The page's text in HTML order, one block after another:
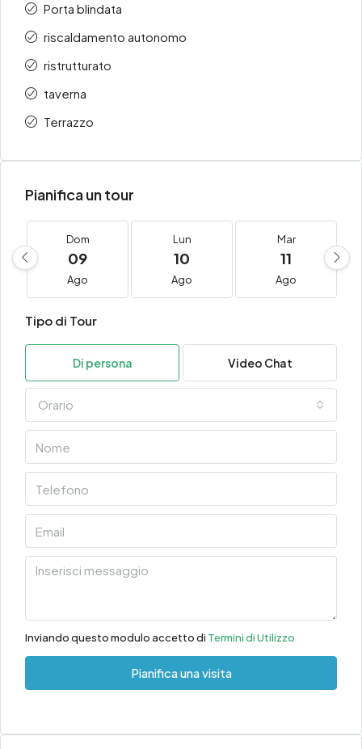
Porta blindata
riscaldamento autonomo
ristrutturato
taverna
Terrazzo
Pianifica un tour
Dom
09
Ago
Lun
10
Ago
Mar
11
Ago
Tipo di Tour
Di persona Video Chat
Orario
Inviando questo modulo accetto di Termini di Utilizzo
Pianifica una visita